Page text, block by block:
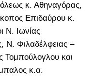
κ. Αθηναγόρας,
Επιδαύρου κ.
Ν. Ιωνίας
Ν. Φιλαδέλφειας –
Τομπούλογλου και
κ.α.